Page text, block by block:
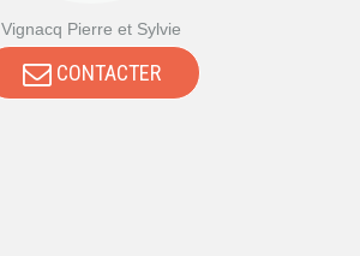
Vignacq Pierre et Sylvie
CONTACTER